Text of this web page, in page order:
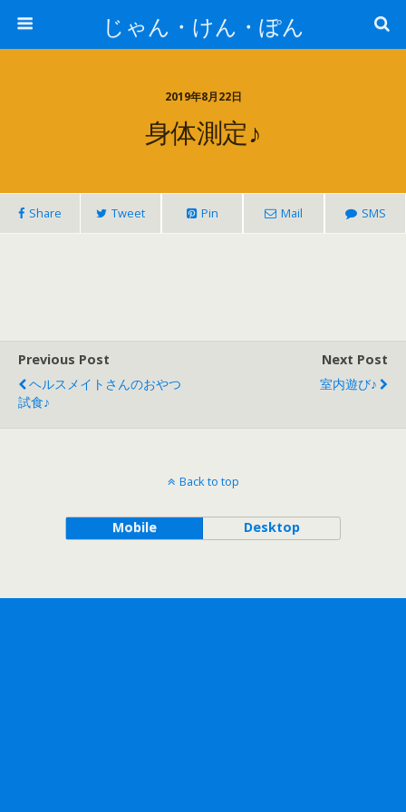
じゃん・けん・ぽん
2019年8月22日
身体測定♪
Share Tweet Pin Mail SMS
Previous Post
ヘルスメイトさんのおやつ
試食♪
Next Post
室内遊び♪
Back to top
Mobile Desktop